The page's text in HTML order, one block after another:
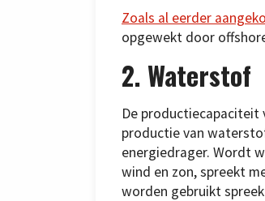
Zoals al eerder
opgewekt door
2. Waterstof
De
productie van
energiedrager. Wordt
wind en zon, spreekt
worden gebruikt